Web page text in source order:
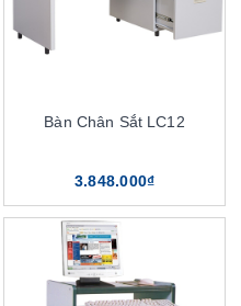
Bàn Chân Sắt LC12
3.848.000₫